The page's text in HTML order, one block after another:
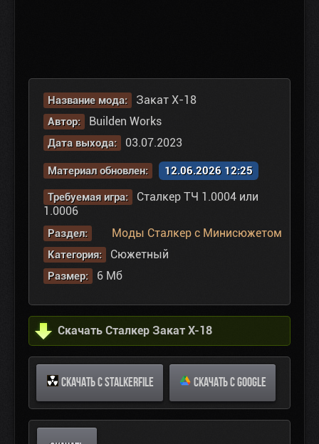
Название мода: Закат X-18
Автор: Builden Works
Дата выхода: 03.07.2023
Материал обновлен: 12.06.2026 12:25
Требуемая игра:
Сталкер ТЧ 1.0004 или
1.0006
Раздел: Моды Сталкер с Минисюжетом
Категория: Сюжетный
Размер: 6 Мб
Скачать Сталкер Закат X-18
СКАЧАТЬ С STALKERFILE СКАЧАТЬ С GOOGLE